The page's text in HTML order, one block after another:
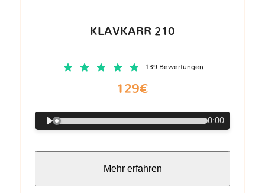
KLAVKARR 210
139 Bewertungen
129€
0:00
Mehr erfahren